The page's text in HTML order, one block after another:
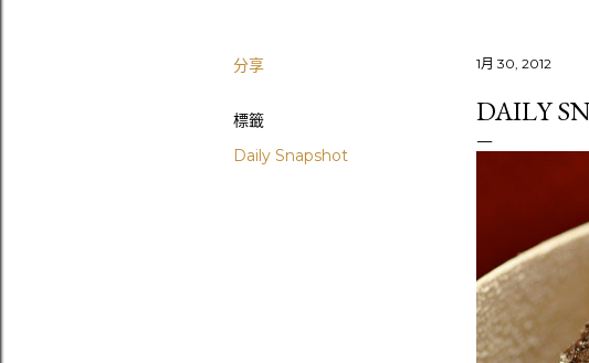
分享
標籤
Daily Snapshot
1月 30, 2012
DAILY